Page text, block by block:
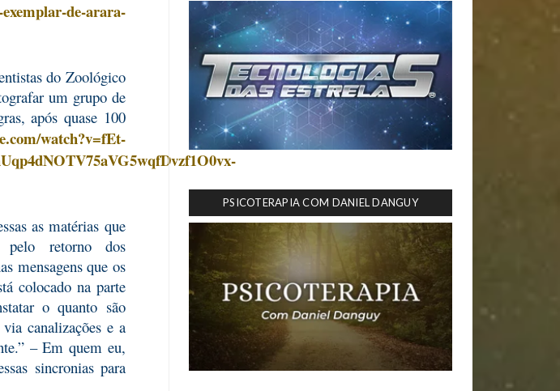
de-arara-
do Zoológico
um grupo de
após quase 100
watch?v=fEt-
as matérias que
pelo retorno dos
mensagens que os
colocado na parte
o quanto são
canalizações e a
– Em quem eu,
sincronias para
PSICOTERAPIA COM DANIEL DANGUY